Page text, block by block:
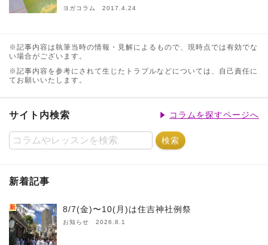
ヨガコラム 2017.4.24
※記事内容は執筆当時の情報・見解によるもので、現時点では有効でな
い場合がございます。
※記事内容を参考にされて生じたトラブルなどについては、自己責任に
てお願いいたします。
サイト内検索 コラムを探すページへ
新着記事
新 8/7(金)〜10(月)は住吉神社例祭
お知らせ 2026.8.1